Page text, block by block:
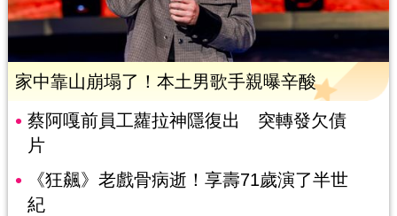
家中靠山崩塌了！本土男歌手親曝辛酸
蔡阿嘎前員工蘿拉神隱復出 突轉發欠債
片
《狂飆》老戲骨病逝！享壽71歲演了半世
紀